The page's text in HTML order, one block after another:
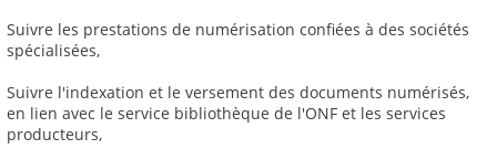
Suivre les prestations de numérisation confiées à des sociétés
spécialisées,
Suivre l'indexation et le versement des documents numérisés,
en lien avec le service bibliothèque de l'ONF et les services
producteurs,